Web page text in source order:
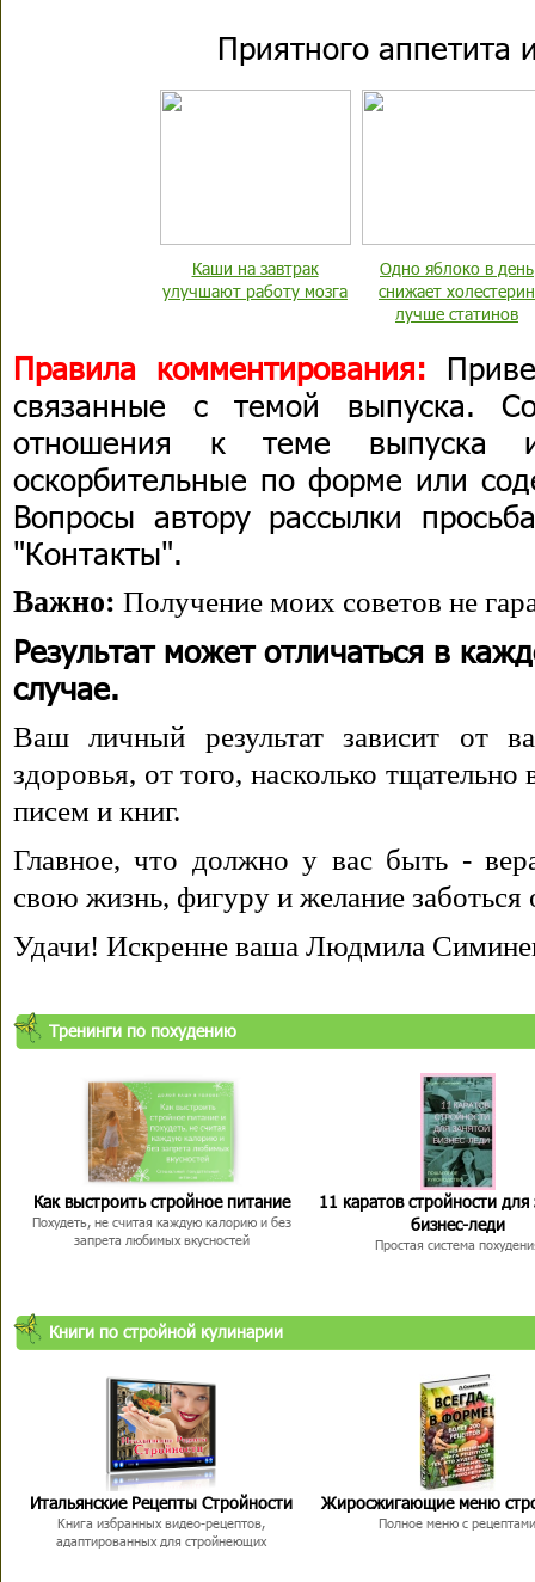
Приятного аппетита
Каши на завтрак
улучшают работу мозга
Одно яблоко в день
снижает холестерин
лучше статинов
Правила комментирования:
связанные с темой выпуска.
отношения к теме выпуска
оскорбительные по форме или
Вопросы автору рассылки
"Контакты".
Важно: Получение моих советов не
Результат может отличаться в
случае.
Ваш личный результат зависит от
здоровья, от того, насколько
писем и книг.
Главное, что должно у вас быть -
свою жизнь, фигуру и желание заботься
Удачи! Искренне ваша Людмила
Тренинги по похудению
Как выстроить стройное питание
Похудеть, не считая каждую калорию и без
запрета любимых вкусностей
11 каратов стройности для
бизнес-леди
Простая система
Книги по стройной кулинарии
Итальянские Рецепты Стройности
Книга избранных видео-рецептов,
адаптированных для стройнеющих
Жиросжигающие меню
Полное меню с рецептами